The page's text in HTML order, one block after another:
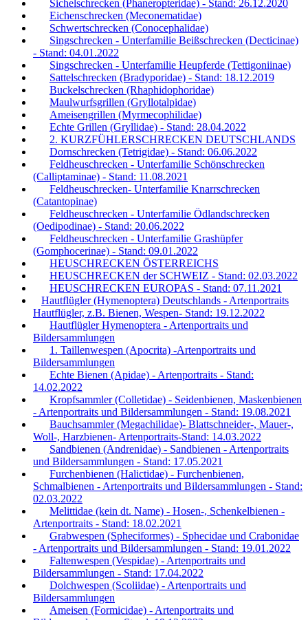
Sichelschrecken (Phaneropteridae) - Stand: 26.12.2020
Eichenschrecken (Meconematidae)
Schwertschrecken (Conocephalidae)
Singschrecken - Unterfamilie Beißschrecken (Decticinae)
- Stand: 04.01.2022
Singschrecken - Unterfamilie Heupferde (Tettigoniinae)
Sattelschrecken (Bradyporidae) - Stand: 18.12.2019
Buckelschrecken (Rhaphidophoridae)
Maulwurfsgrillen (Gryllotalpidae)
Ameisengrillen (Myrmecophilidae)
Echte Grillen (Gryllidae) - Stand: 28.04.2022
2. KURZFÜHLERSCHRECKEN DEUTSCHLANDS
Dornschrecken (Tetrigidae) - Stand: 06.06.2022
Feldheuschrecken - Unterfamilie Schönschrecken
(Calliptaminae) - Stand: 11.08.2021
Feldheuschrecken- Unterfamilie Knarrschrecken
(Catantopinae)
Feldheuschrecken - Unterfamilie Ödlandschrecken
(Oedipodinae) - Stand: 20.06.2022
Feldheuschrecken - Unterfamilie Grashüpfer
(Gomphocerinae) - Stand: 09.01.2022
HEUSCHRECKEN ÖSTERREICHS
HEUSCHRECKEN der SCHWEIZ - Stand: 02.03.2022
HEUSCHRECKEN EUROPAS - Stand: 07.11.2021
Hautflügler (Hymenoptera) Deutschlands - Artenportraits
Hautflügler, z.B. Bienen, Wespen- Stand: 19.12.2022
Hautflügler Hymenoptera - Artenportraits und
Bildersammlungen
1. Taillenwespen (Apocrita) -Artenportraits und
Bildersammlungen
Echte Bienen (Apidae) - Artenportraits - Stand:
14.02.2022
Kropfsammler (Colletidae) - Seidenbienen, Maskenbienen
- Artenportraits und Bildersammlungen - Stand: 19.08.2021
Bauchsammler (Megachilidae)- Blattschneider-, Mauer-,
Woll-, Harzbienen- Artenportraits-Stand: 14.03.2022
Sandbienen (Andrenidae) - Sandbienen - Artenportraits
und Bildersammlungen - Stand: 17.05.2021
Furchenbienen (Halictidae) - Furchenbienen,
Schmalbienen - Artenportraits und Bildersammlungen - Stand:
02.03.2022
Melittidae (kein dt. Name) - Hosen-, Schenkelbienen -
Artenportraits - Stand: 18.02.2021
Grabwespen (Spheciformes) - Sphecidae und Crabonidae
- Artenportraits und Bildersammlungen - Stand: 19.01.2022
Faltenwespen (Vespidae) - Artenportraits und
Bildersammlungen - Stand: 17.04.2022
Dolchwespen (Scoliidae) - Artenportraits und
Bildersammlungen
Ameisen (Formicidae) - Artenportraits und